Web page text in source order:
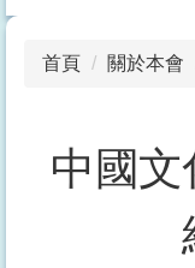
首頁 關於本會
中國文